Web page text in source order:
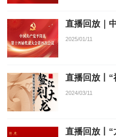
2025/01/11
2024/03/11